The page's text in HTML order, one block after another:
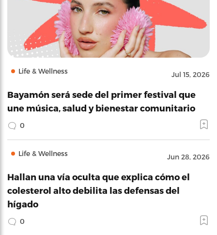
Life & Wellness Jul 15, 2026
Bayamón será sede del primer festival que
une música, salud y bienestar comunitario
0
Life & Wellness Jun 28, 2026
Hallan una vía oculta que explica cómo el
colesterol alto debilita las defensas del
hígado
0